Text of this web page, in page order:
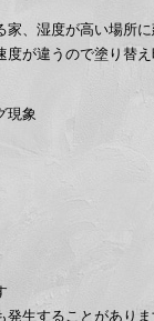
、湿度が高い場所
が違うので塗り替え
現象
生することがあり